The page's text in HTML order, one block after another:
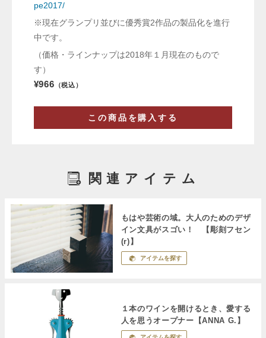
pe2017/
※現在グランプリ並びに優秀賞2作品の製品化を進行
中です。
（価格・ラインナップは2018年１月現在のもので
す）
¥966 （税込）
この商品を購入する
関連アイテム
もはや芸術の域。大人のためのデザ
イン文具がスゴい！ 【彫刻フセン
(r)】
アイテムを探す
１本のワインを開けるとき、愛する
人を思うオープナー【ANNA G.】